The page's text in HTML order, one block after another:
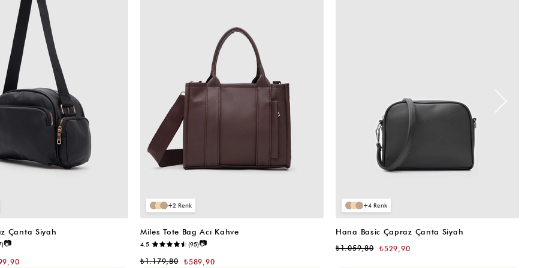
Çanta Siyah
📷
2
Miles Tote Bag Acı Kahve
4.5 (95)📷
₺589,90
₺1.179,80
4
Hana Basic Çapraz Çanta Siyah
₺529,90
₺1.059,80